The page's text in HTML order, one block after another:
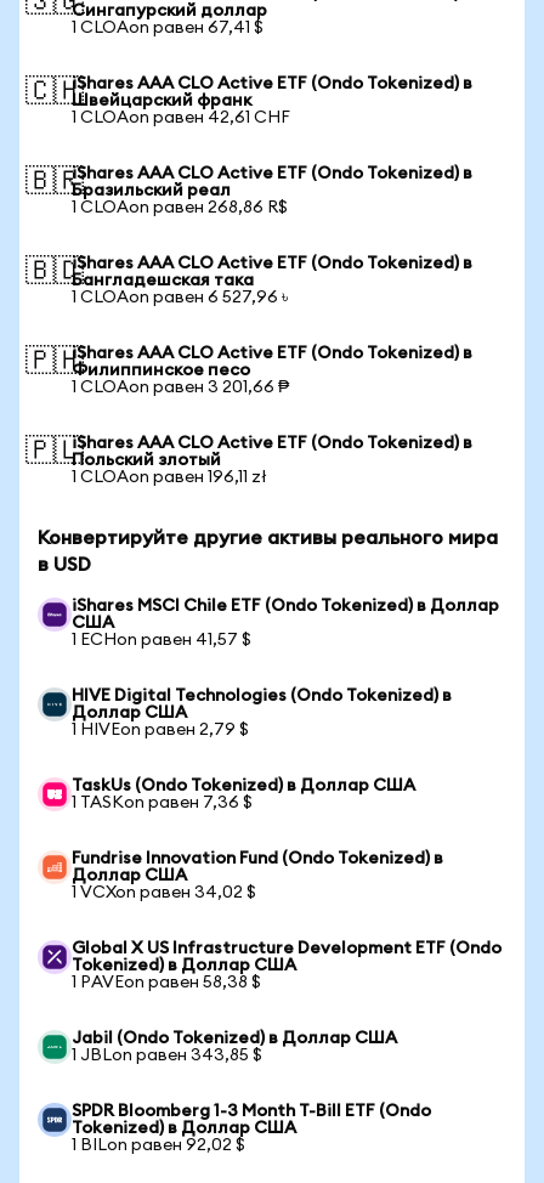
Сингапурский доллар
1 CLOAon равен 67,41 $
🇨🇭iShares AAA CLO Active ETF (Ondo Tokenized) в
Швейцарский франк
1 CLOAon равен 42,61 CHF
🇧🇷iShares AAA CLO Active ETF (Ondo Tokenized) в
Бразильский реал
1 CLOAon равен 268,86 R$
🇧🇩iShares AAA CLO Active ETF (Ondo Tokenized) в
Бангладешская така
1 CLOAon равен 6 527,96 ৳
🇵🇭iShares AAA CLO Active ETF (Ondo Tokenized) в
Филиппинское песо
1 CLOAon равен 3 201,66 ₱
🇵🇱iShares AAA CLO Active ETF (Ondo Tokenized) в
Польский злотый
1 CLOAon равен 196,11 zł
Конвертируйте другие активы реального мира
в USD
iShares MSCI Chile ETF (Ondo Tokenized) в Доллар
США
1 ECHon равен 41,57 $
HIVE Digital Technologies (Ondo Tokenized) в
Доллар США
1 HIVEon равен 2,79 $
TaskUs (Ondo Tokenized) в Доллар США
1 TASKon равен 7,36 $
Fundrise Innovation Fund (Ondo Tokenized) в
Доллар США
1 VCXon равен 34,02 $
Global X US Infrastructure Development ETF (Ondo
Tokenized) в Доллар США
1 PAVEon равен 58,38 $
Jabil (Ondo Tokenized) в Доллар США
1 JBLon равен 343,85 $
SPDR Bloomberg 1-3 Month T-Bill ETF (Ondo
Tokenized) в Доллар США
1 BILon равен 92,02 $